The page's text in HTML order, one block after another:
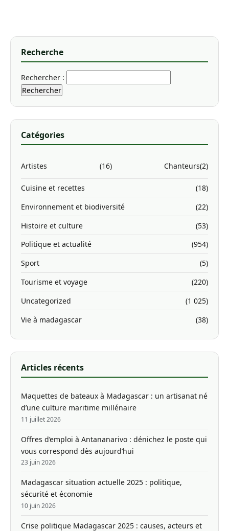
Recherche
Rechercher :
Catégories
Artistes (16) Chanteurs(2)
Cuisine et recettes
(18)
Environnement et biodiversité
(22)
Histoire et culture
(53)
Politique et actualité
(954)
Sport
(5)
Tourisme et voyage
(220)
Uncategorized
(1 025)
Vie à madagascar
(38)
Articles récents
Maquettes de bateaux à Madagascar : un artisanat né
d’une culture maritime millénaire
11 juillet 2026
Offres d’emploi à Antananarivo : dénichez le poste qui
vous correspond dès aujourd’hui
23 juin 2026
Madagascar situation actuelle 2025 : politique,
sécurité et économie
10 juin 2026
Crise politique Madagascar 2025 : causes, acteurs et